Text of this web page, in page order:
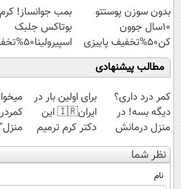
بدون سوزن پوستتو
10سال جوون
کن50%تخفیف پاییزی
بمب جوانساز! کرم
بوتاکس جلبک
اسپیرولینا50%تخفیف
مطالب پیشنهادی
کمر درد داری؟
دیگه بسه! در
منزل درمانش
کن
(◀پرسش‌نامه)
برای اولین بار در
ایران🇮🇷 این
دکتر کرم ترمیم
کننده 23 روزه
ساخت!
نظر شما
نام